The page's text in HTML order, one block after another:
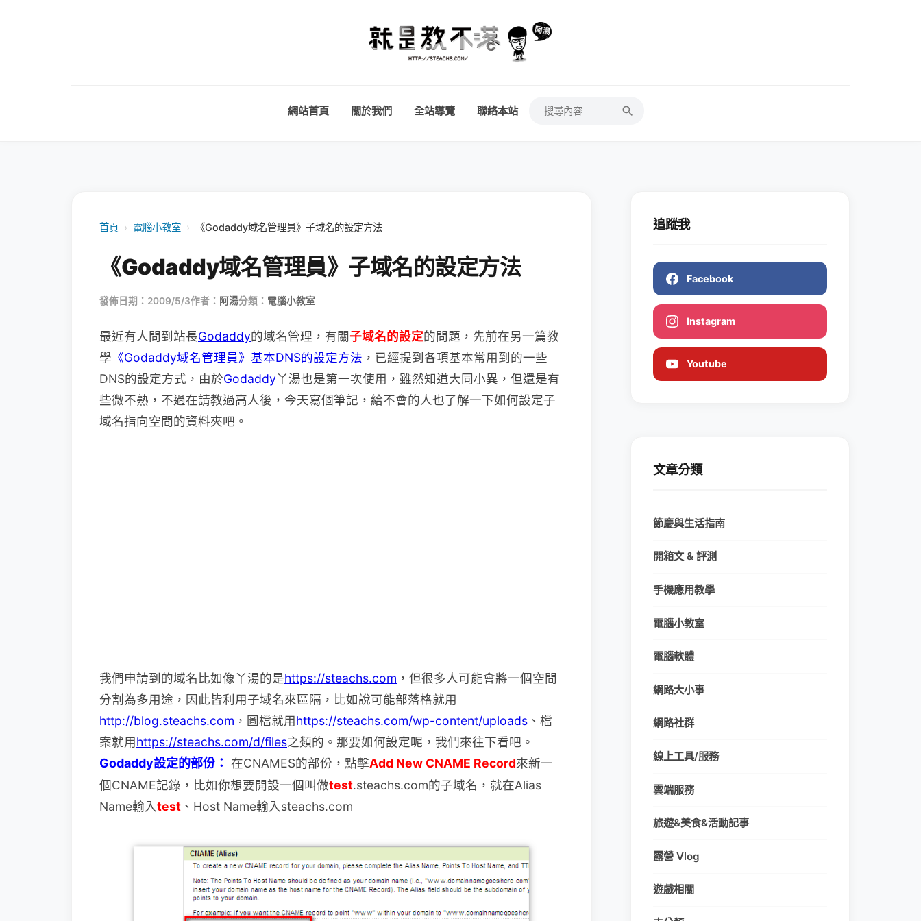
網站首頁 關於我們 全站導覽 聯絡本站
首頁 › 電腦小教室 › 《Godaddy域名管理員》子域名的設定方法
《Godaddy域名管理員》子域名的設定方法
發佈日期：2009/5/3作者： 阿湯分類： 電腦小教室
最近有人問到站長Godaddy的域名管理，有關子域名的設定的問題，先前在另一篇教
學 《Godaddy域名管理員》基本DNS的設定方法 ，已經提到各項基本常用到的一些
DNS的設定方式，由於Godaddy丫湯也是第一次使用，雖然知道大同小異，但還是有
些微不熟，不過在請教過高人後，今天寫個筆記，給不會的人也了解一下如何設定子
域名指向空間的資料夾吧。
我們申請到的域名比如像丫湯的是https://steachs.com ，但很多人可能會將一個空間
分割 為多用途，因此皆利用子域名來區隔，比如說可能部落格就用
http://blog.steachs.com ，圖檔就用https://steachs.com/wp-content/uploads 、檔
案就用https://steachs.com/d/files之類的。那要如何設定呢，我們來往下看吧。
Godaddy設定的部份： 在CNAMES的部份，點擊Add New CNAME Record來新一
個CNAME記錄，比如你想要開設一個叫做test.steachs.com的子域名，就在Alias
Name輸入test 、Host Name輸入steachs.com
追蹤我
Facebook
Instagram
Youtube
文章分類
節慶與生活指南
開箱文 & 評測
手機應用教學
電腦小教室
電腦軟體
網路大小事
網路社群
線上工具/服務
雲端服務
旅遊&美食&活動記事
露營 Vlog
遊戲相關